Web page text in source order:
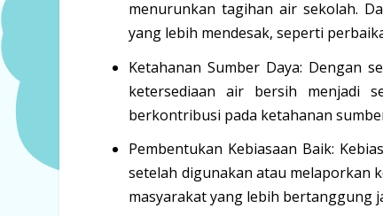
menurunkan tagihan air sekolah.
yang lebih mendesak, seperti
Ketahanan Sumber Daya: Dengan
ketersediaan air bersih menjadi
berkontribusi pada ketahanan
Pembentukan Kebiasaan Baik:
setelah digunakan atau melaporkan
masyarakat yang lebih bertanggung